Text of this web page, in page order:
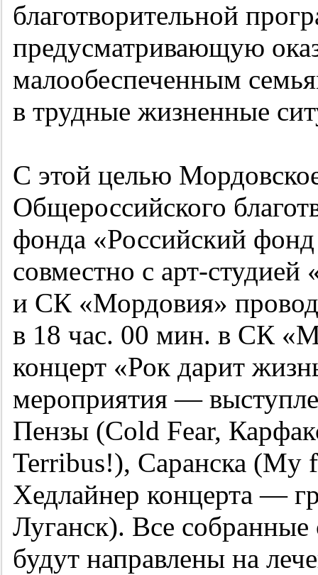
благотворительной
предусматривающую
малообеспеченным
в трудные жизненные
С этой целью
Общероссийского
фонда «Российский
совместно с арт-студией
и СК «Мордовия»
в 18 час. 00 мин. в СК
концерт «Рок дарит
мероприятия —
Пензы (Cold Fear,
Terribus!), Саранска (My
Хедлайнер концерта —
Луганск). Все собранные
будут направлены на